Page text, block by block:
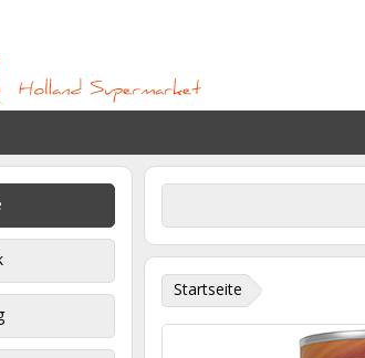
Startseite